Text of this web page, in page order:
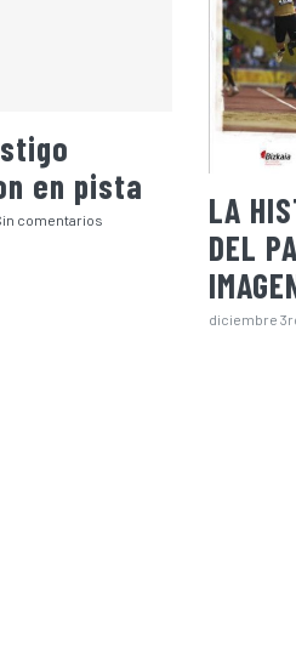
en pista
comentarios
LA
DEL
diciembre